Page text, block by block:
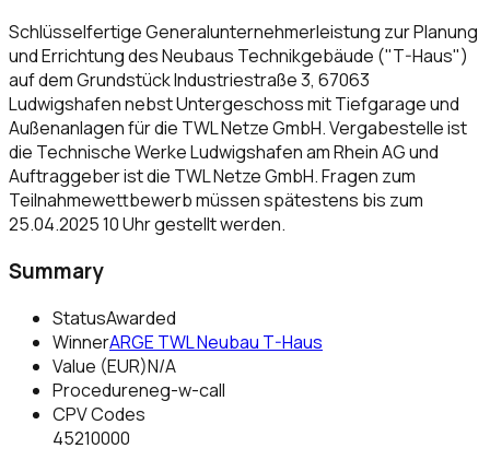
Schlüsselfertige Generalunternehmerleistung zur Planung
und Errichtung des Neubaus Technikgebäude ("T-Haus")
auf dem Grundstück Industriestraße 3, 67063
Ludwigshafen nebst Untergeschoss mit Tiefgarage und
Außenanlagen für die TWL Netze GmbH. Vergabestelle ist
die Technische Werke Ludwigshafen am Rhein AG und
Auftraggeber ist die TWL Netze GmbH. Fragen zum
Teilnahmewettbewerb müssen spätestens bis zum
25.04.2025 10 Uhr gestellt werden.
Summary
StatusAwarded
WinnerARGE TWL Neubau T-Haus
Value (EUR)N/A
Procedureneg-w-call
CPV Codes
45210000